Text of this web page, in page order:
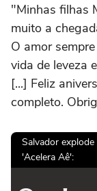
"Minhas filhas
muito a
O amor
vida de leveza
[...] Feliz
completo.
Salvador
'Acelera Aê':